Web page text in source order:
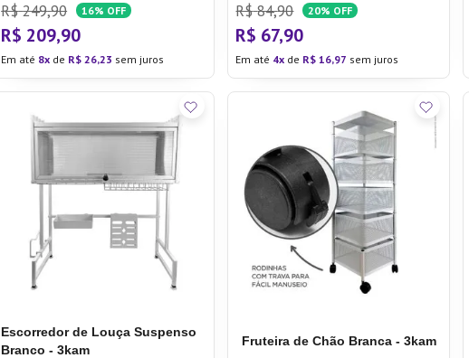
R$ 249,90 16% OFF
R$ 209,90
Em até 8 de R$ 26,23 sem juros
R$ 84,90 20% OFF
R$ 67,90
Em até 4 de R$ 16,97 sem juros
Escorredor de Louça Suspenso
Branco - 3kam
Fruteira de Chão Branca - 3kam